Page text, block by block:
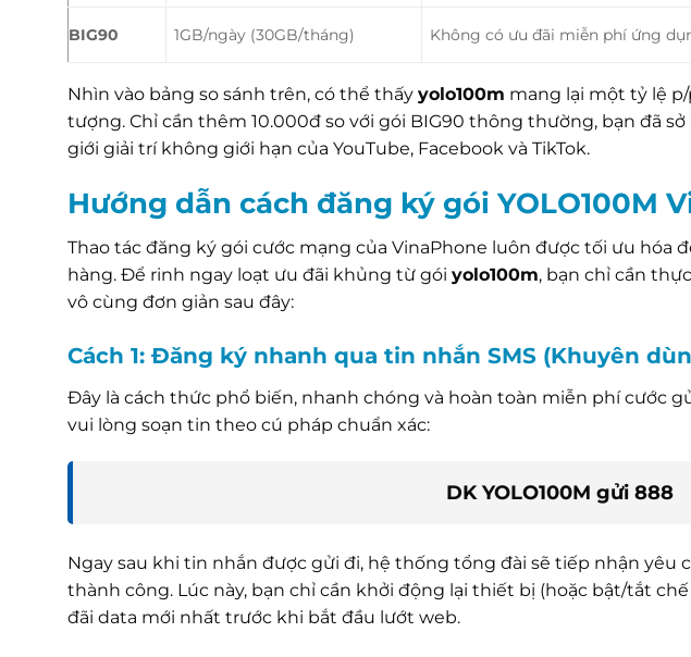
BIG90 1GB/ngày (30GB/tháng) Không có ưu đãi miễn phí ứng
Nhìn vào bảng so sánh trên, có thể thấy yolo100m mang lại một tỷ lệ
tượng. Chỉ cần thêm 10.000đ so với gói BIG90 thông thường, bạn đã
giới giải trí không giới hạn của YouTube, Facebook và TikTok.
Hướng dẫn cách đăng ký gói YOLO100M
Thao tác đăng ký gói cước mạng của VinaPhone luôn được tối ưu hóa
hàng. Để rinh ngay loạt ưu đãi khủng từ gói yolo100m, bạn chỉ cần
vô cùng đơn giản sau đây:
Cách 1: Đăng ký nhanh qua tin nhắn SMS (Khuyên
Đây là cách thức phổ biến, nhanh chóng và hoàn toàn miễn phí cước
vui lòng soạn tin theo cú pháp chuẩn xác:
DK YOLO100M gửi 888
Ngay sau khi tin nhắn được gửi đi, hệ thống tổng đài sẽ tiếp nhận yêu
thành công. Lúc này, bạn chỉ cần khởi động lại thiết bị (hoặc bật/tắt
đãi data mới nhất trước khi bắt đầu lướt web.